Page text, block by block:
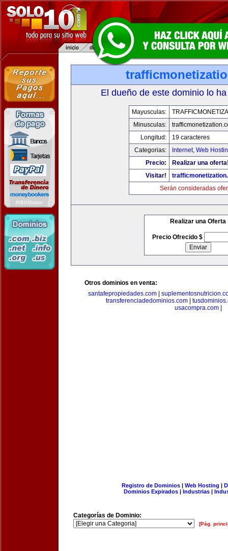
El dueño de este dominio lo
Mayusculas:
Minusculas:
Longitud:
19 caracteres
Categorias:
Internet, Web
Precio:
Realizar una
Visitar!
Serán consideradas
Realizar una Oferta
Precio Ofrecido $
Otros dominios en venta:
santafepropiedades.com|
transferenciadedominios.com|
usacompra.com|
Registro de Dominios| Web Hosting |
Dominios Expirados | Industrias |
Categorías de Dominio:
[Pág.